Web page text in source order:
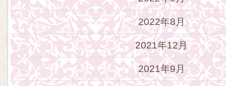
2022年8月
2021年12月
2021年9月